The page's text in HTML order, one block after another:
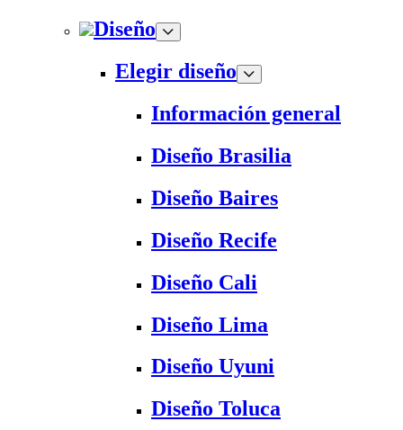
Diseño
Elegir diseño
Información general
Diseño Brasilia
Diseño Baires
Diseño Recife
Diseño Cali
Diseño Lima
Diseño Uyuni
Diseño Toluca